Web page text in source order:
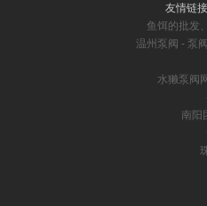
友情链接
鱼饵的批发
温州泵阀 - 泵
水獭泵阀
南阳